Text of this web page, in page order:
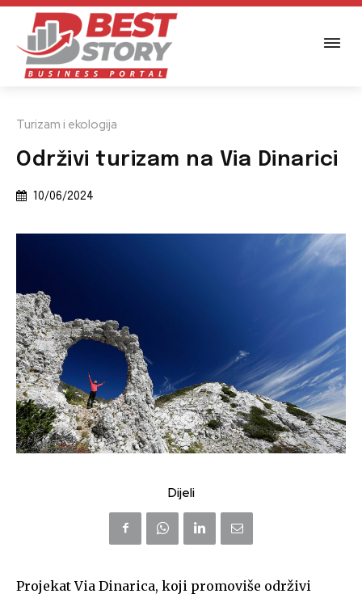
Turizam i ekologija
Održivi turizam na Via Dinarici
10/06/2024
Dijeli
Projekat Via Dinarica, koji promoviše održivi